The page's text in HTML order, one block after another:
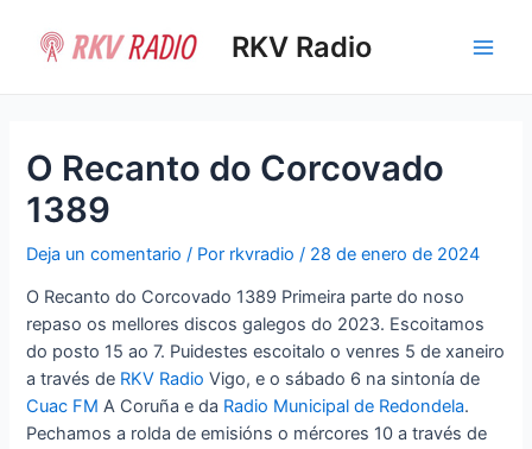
contenido
RKV Radio
O Recanto do Corcovado
1389
Deja un comentario / Por rkvradio/ 28 de enero de 2024
O Recanto do Corcovado 1389 Primeira parte do noso
repaso os mellores discos galegos do 2023. Escoitamos
do posto 15 ao 7. Puidestes escoitalo o venres 5 de xaneiro
a través de RKV Radio Vigo, e o sábado 6 na sintonía de
Cuac FM A Coruña e da Radio Municipal de Redondela.
Pechamos a rolda de emisións o mércores 10 a través de